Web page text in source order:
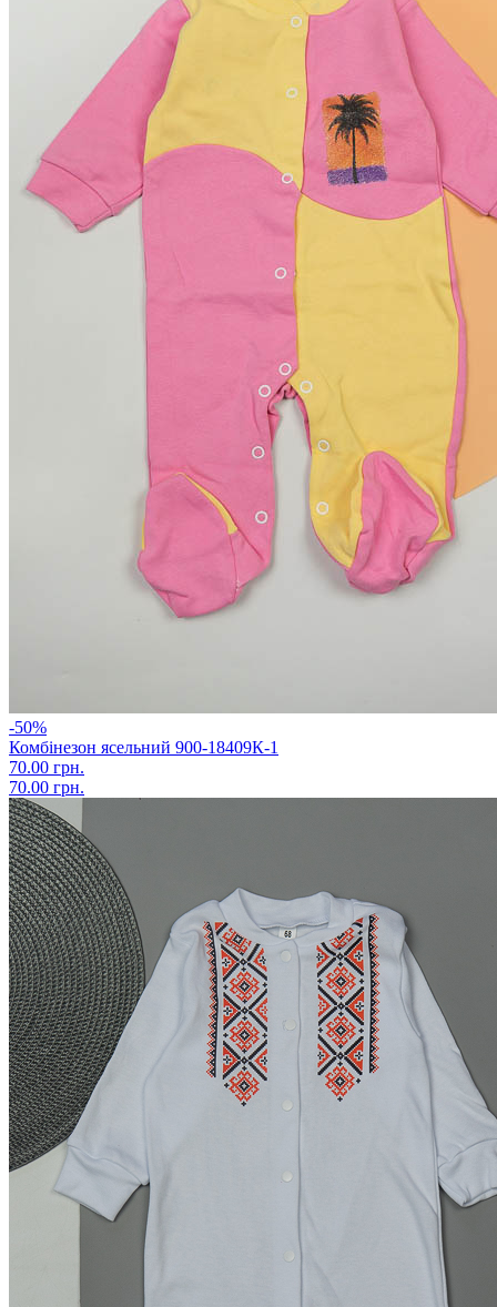
-50%
Комбінезон ясельний 900-18409К-1
70.00 грн.
70.00 грн.